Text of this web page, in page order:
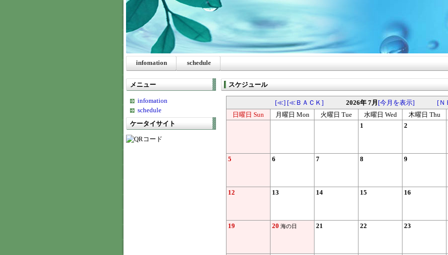
infomation schedule
メニュー
infomation
schedule
ケータイサイト
スケジュール
[≪] [≪ＢＡＣＫ] 2026年 7月 [今月を表示] [Ｎ
日曜日 Sun
月曜日 Mon 火曜日 Tue 水曜日 Wed 木曜日 Thu
1
2
5 6 7 8 9
12 13 14 15 16
19 20 海の日 21 22 23